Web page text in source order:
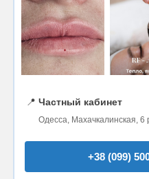
📍 Частный кабинет
Одесса, Махачкалинская, 6
+38 (099)